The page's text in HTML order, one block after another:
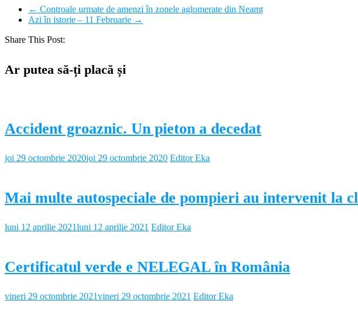
← Controale urmate de amenzi în zonele aglomerate din Neamț
Azi în istorie – 11 Februarie →
Share This Post:
Ar putea să-ți placă și
Accident groaznic. Un pieton a decedat
joi 29 octombrie 2020joi 29 octombrie 2020 Editor Eka
Mai multe autospeciale de pompieri au intervenit la
luni 12 aprilie 2021luni 12 aprilie 2021 Editor Eka
Certificatul verde e NELEGAL în România
vineri 29 octombrie 2021vineri 29 octombrie 2021 Editor Eka